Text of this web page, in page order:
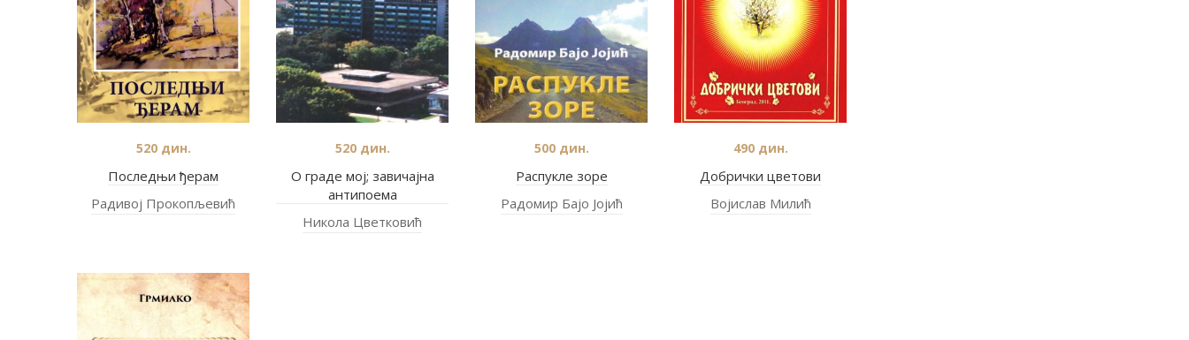
Последњи ђерам
520дин.
Радивој Прокопљевић
О граде мој; завичајна
антипоема
520дин.
Никола Цветковић
Распукле зоре
500дин.
Радомир Бајо Јојић
Добрички цветови
490дин.
Војислав Милић